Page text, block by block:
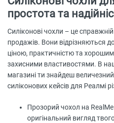
простота та
Силіконові чохли – це справжній
продажів. Вони відрізняються
ціною, практичністю та
захисними властивостями. В
магазині ти знайдеш
силіконових кейсів для Реалмі
Прозорий чохол на
оригінальний вигляд